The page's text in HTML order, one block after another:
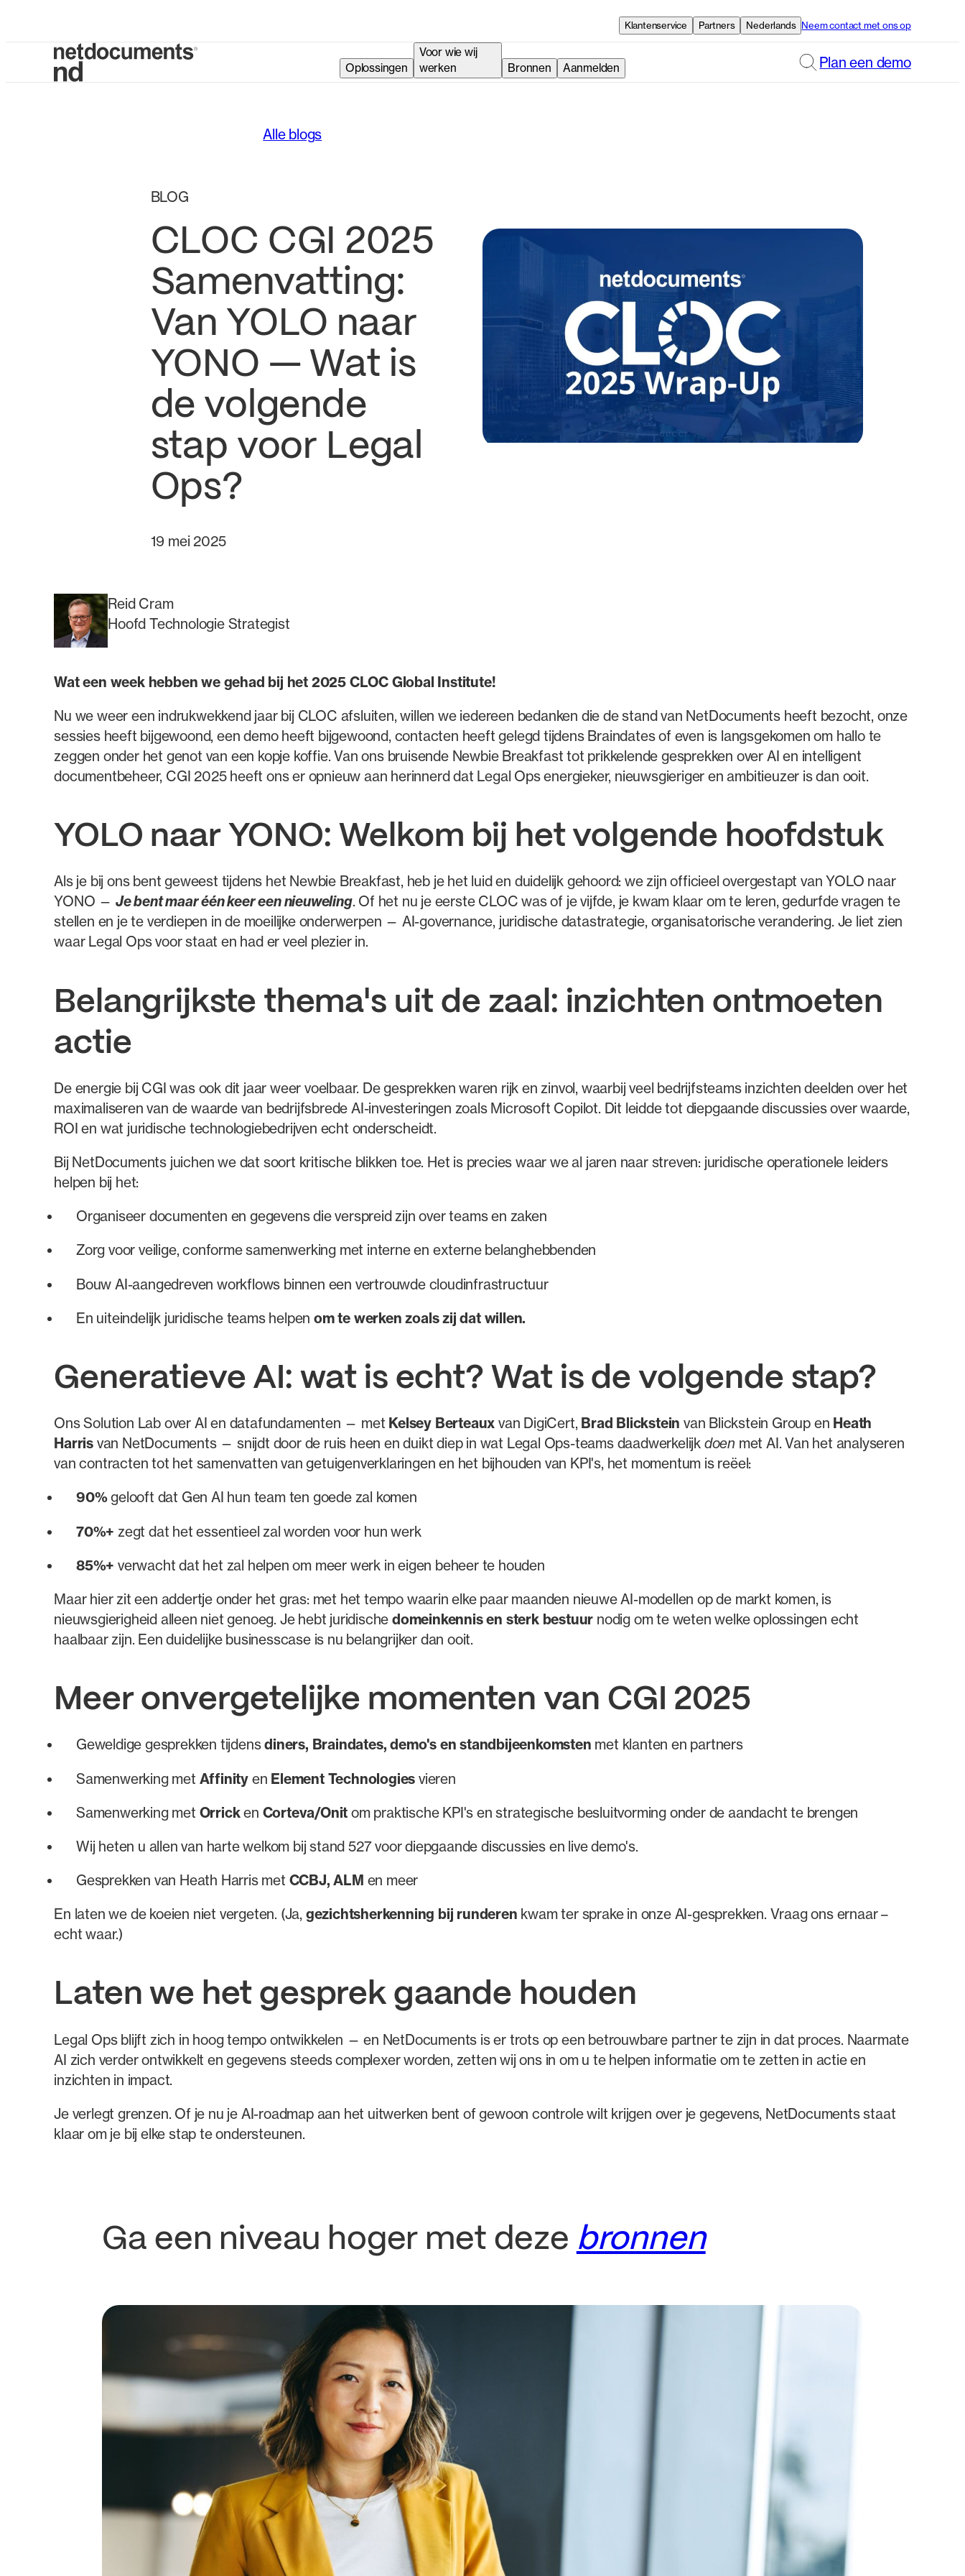
Klantenservice Partners Nederlands Neem contact met ons op
Oplossingen
Voor wie wij
werken
Bronnen Aanmelden Plan een demo
Alle blogs
BLOG
CLOC CGI 2025
Samenvatting:
Van YOLO naar
YONO — Wat is
de volgende
stap voor Legal
Ops?
19 mei 2025
Reid Cram
Hoofd Technologie Strategist
Wat een week hebben we gehad bij het 2025 CLOC Global Institute!
Nu we weer een indrukwekkend jaar bij CLOC afsluiten, willen we iedereen bedanken die de stand van NetDocuments heeft bezocht, onze
sessies heeft bijgewoond, een demo heeft bijgewoond, contacten heeft gelegd tijdens Braindates of even is langsgekomen om hallo te
zeggen onder het genot van een kopje koffie. Van ons bruisende Newbie Breakfast tot prikkelende gesprekken over AI en intelligent
documentbeheer, CGI 2025 heeft ons er opnieuw aan herinnerd dat Legal Ops energieker, nieuwsgieriger en ambitieuzer is dan ooit.
YOLO naar YONO: Welkom bij het volgende hoofdstuk
Als je bij ons bent geweest tijdens het Newbie Breakfast, heb je het luid en duidelijk gehoord: we zijn officieel overgestapt van YOLO naar
YONO — Je bent maar één keer een nieuweling. Of het nu je eerste CLOC was of je vijfde, je kwam klaar om te leren, gedurfde vragen te
stellen en je te verdiepen in de moeilijke onderwerpen — AI-governance, juridische datastrategie, organisatorische verandering. Je liet zien
waar Legal Ops voor staat en had er veel plezier in.
Belangrijkste thema's uit de zaal: inzichten ontmoeten
actie
De energie bij CGI was ook dit jaar weer voelbaar. De gesprekken waren rijk en zinvol, waarbij veel bedrijfsteams inzichten deelden over het
maximaliseren van de waarde van bedrijfsbrede AI-investeringen zoals Microsoft Copilot. Dit leidde tot diepgaande discussies over waarde,
ROI en wat juridische technologiebedrijven echt onderscheidt.
Bij NetDocuments juichen we dat soort kritische blikken toe. Het is precies waar we al jaren naar streven: juridische operationele leiders
helpen bij het:
Organiseer documenten en gegevens die verspreid zijn over teams en zaken
Zorg voor veilige, conforme samenwerking met interne en externe belanghebbenden
Bouw AI-aangedreven workflows binnen een vertrouwde cloudinfrastructuur
En uiteindelijk juridische teams helpen om te werken zoals zij dat willen.
Generatieve AI: wat is echt? Wat is de volgende stap?
Ons Solution Lab over AI en datafundamenten — met Kelsey Berteaux van DigiCert, Brad Blickstein van Blickstein Group en Heath
Harris van NetDocuments — snijdt door de ruis heen en duikt diep in wat Legal Ops-teams daadwerkelijk doen met AI. Van het analyseren
van contracten tot het samenvatten van getuigenverklaringen en het bijhouden van KPI's, het momentum is reëel:
90%gelooft dat Gen AI hun team ten goede zal komen
70%+ zegt dat het essentieel zal worden voor hun werk
85%+ verwacht dat het zal helpen om meer werk in eigen beheer te houden
Maar hier zit een addertje onder het gras: met het tempo waarin elke paar maanden nieuwe AI-modellen op de markt komen, is
nieuwsgierigheid alleen niet genoeg. Je hebt juridische domeinkennis en sterk bestuur nodig om te weten welke oplossingen echt
haalbaar zijn. Een duidelijke businesscase is nu belangrijker dan ooit.
Meer onvergetelijke momenten van CGI 2025
Geweldige gesprekken tijdensdiners, Braindates, demo's en standbijeenkomsten met klanten en partners
Samenwerking met Affinity en Element Technologies vieren
Samenwerking met Orricken Corteva/Onit om praktische KPI's en strategische besluitvorming onder de aandacht te brengen
Wij heten u allen van harte welkom bij stand 527 voor diepgaande discussies en live demo's.
Gesprekken van Heath Harris met CCBJ, ALM en meer
En laten we de koeien niet vergeten. (Ja, gezichtsherkenning bij runderen kwam ter sprake in onze AI-gesprekken. Vraag ons ernaar –
echt waar.)
Laten we het gesprek gaande houden
Legal Ops blijft zich in hoog tempo ontwikkelen — en NetDocuments is er trots op een betrouwbare partner te zijn in dat proces. Naarmate
AI zich verder ontwikkelt en gegevens steeds complexer worden, zetten wij ons in om u te helpen informatie om te zetten in actie en
inzichten in impact.
Je verlegt grenzen. Of je nu je AI-roadmap aan het uitwerken bent of gewoon controle wilt krijgen over je gegevens, NetDocuments staat
klaar om je bij elke stap te ondersteunen.
Ga een niveau hoger met deze bronnen